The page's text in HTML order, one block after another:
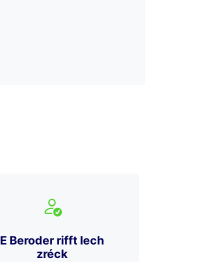
E Beroder rifft Iech
zréck